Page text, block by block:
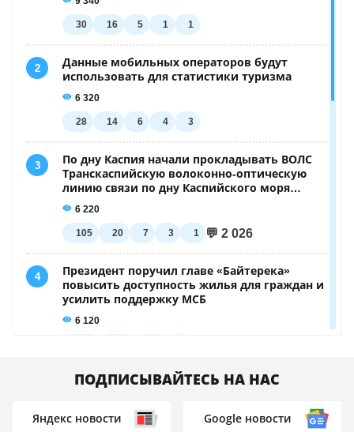
Пилота задержали после рейса, а теперь ему
грозит смертная казнь: что нашли в его сумке
Не спасла: мать и её ребёнок разбились, выпав из